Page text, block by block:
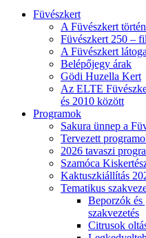
Füvészkert
A Füvészkert
Füvészkert 250 –
A Füvészkert
Belépőjegy árak
Gödi Huzella Kert
Az ELTE
és 2010 között
Programok
Sakura ünnep a
Tervezett
2026 tavaszi
Szamóca
Kaktuszkiállítás
Tematikus
Beporzók és
szakvezetés
Citrusok